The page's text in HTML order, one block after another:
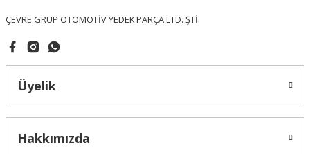
ÇEVRE GRUP OTOMOTİV YEDEK PARÇA LTD. ŞTİ.
Üyelik
Hakkımızda